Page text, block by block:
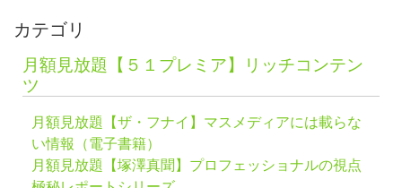
カテゴリ
月額見放題【５１プレミア】リッチコンテン
ツ
月額見放題【ザ・フナイ】マスメディアには載らな
い情報（電子書籍）
月額見放題【塚澤真聞】プロフェッショナルの視点